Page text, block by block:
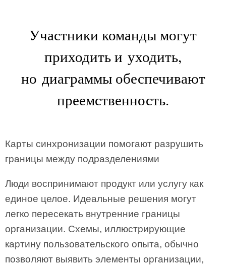
Участники команды могут
приходить и уходить,
но диаграммы обеспечивают
преемственность.
Карты синхронизации помогают разрушить
границы между подразделениями
Люди воспринимают продукт или услугу как
единое целое. Идеальные решения могут
легко пересекать внутренние границы
организации. Схемы, иллюстрирующие
картину пользовательского опыта, обычно
позволяют выявить элементы организации,